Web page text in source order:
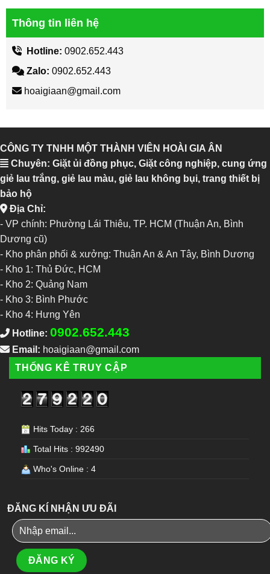
Thông tin liên hệ
Hotline: 0902.652.443
Zalo: 0902.652.443
hoaigiaan@gmail.com
CÔNG TY TNHH MỘT THÀNH VIÊN HOÀI GIA ÂN
Chuyên: Giặt ủi đồng phục, Giặt công nghiệp, cung ứng
giẻ lau trắng, giẻ lau màu, giẻ lau không bụi, trang thiết bị
bảo hộ
Địa Chỉ:
- VP chính: Phường Lái Thiêu, TP. HCM (Thuận An, Bình
Dương cũ)
- Kho phân phối & xưởng: Thuận An & An Tây, Bình Dương
- Kho 1: Thủ Đức, HCM
- Kho 2: Quảng Nam
- Kho 3: Bình Phước
- Kho 4: Hưng Yên
Hotline: 0902.652.443
Email: hoaigiaan@gmail.com
THỐNG KÊ TRUY CẬP
Hits Today : 266
Total Hits : 992490
Who's Online : 4
ĐĂNG KÍ NHẬN ƯU ĐÃI